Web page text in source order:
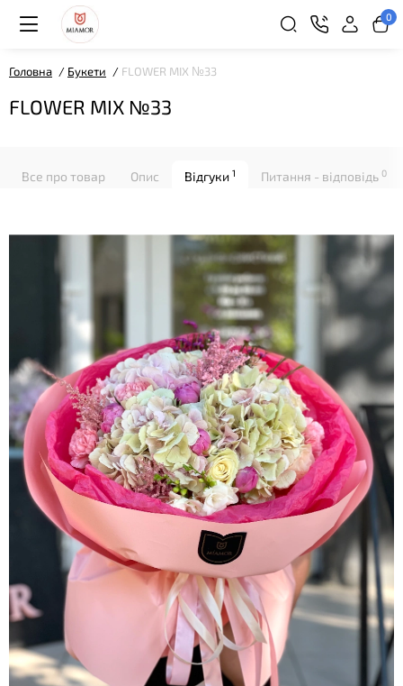
0
Головна Букети FLOWER MIX №33
FLOWER MIX №33
Все про товар Опис Відгуки 1 Питання - відповідь 0